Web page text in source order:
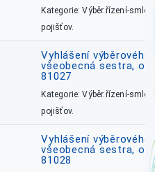
Kategorie: Výběr.řízení-
pojišťov.
Vyhlášení
všeobecná sestra,
81027
Kategorie: Výběr.řízení-
pojišťov.
Vyhlášení
všeobecná sestra,
81028